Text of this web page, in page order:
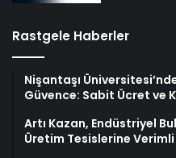
Rastgele Haberler
Nişantaşı
Güvence: Sabit Ücret ve
Artı Kazan, Endüstriyel
Üretim Tesislerine